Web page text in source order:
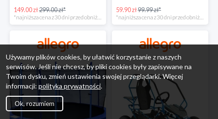
149.00 zł299.00 zł*
*najniższa cena z 30 dni przed obniżką
59.90 zł99.99 zł*
*najniższa cena z 30 dni przed obniżką
Używamy plików cookies, by ułatwić korzystanie z naszych
serwisów. Jeśli nie chcesz, by pliki cookies były zapisywane na
Twoim dysku, zmień ustawienia swojej przeglądarki. Więcej
informacji: polityka prywatności.
Ok, rozumiem